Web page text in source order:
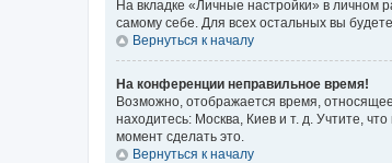
На вкладке «Личные настройки» в личном
самому себе. Для всех остальных вы
Вернуться к началу
На конференции неправильное время!
Возможно, отображается время,
находитесь: Москва, Киев и т. д. Учтите,
момент сделать это.
Вернуться к началу